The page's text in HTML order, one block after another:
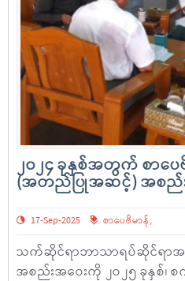
၂၀၂၄ ခုနှစ်အတွက် စာပ
(အတည်ပြုအဆင့်) အစည်း
17-Sep-2025 စာပေဗိမာန်,
သက်ဆိုင်ရာဘာသာရပ်ဆိုင်ရာ
အစည်းအဝေးကို ၂ဝ၂၅ ခုနှစ်